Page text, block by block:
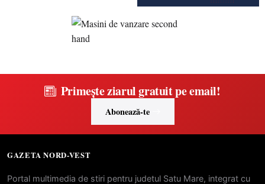
Primește ziarul gratuit pe email!
Abonează-te
GAZETA NORD-VEST
Portal multimedia de stiri pentru judetul Satu Mare, integrat cu